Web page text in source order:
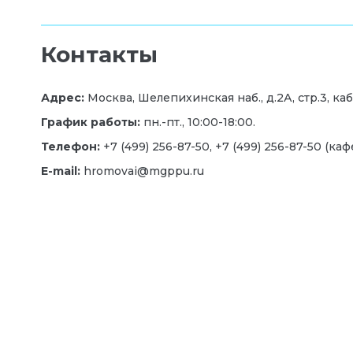
Контакты
Адрес: Москва, Шелепихинская наб., д.2А, стр.3,
График работы: пн.-пт., 10:00-18:00.
Телефон: +7 (499) 256-87-50, +7 (499) 256-87-50
E-mail: hromovai@mgppu.ru